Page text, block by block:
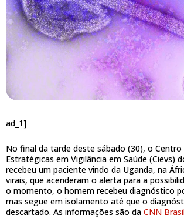
ad_1]
No final da tarde deste sábado (30), o
Estratégicas em Vigilância em Saúde (Cievs)
recebeu um paciente vindo da Uganda, na
virais, que acenderam o alerta para a
o momento, o homem recebeu diagnóstico
mas segue em isolamento até que o
descartado. As informações são da CNN